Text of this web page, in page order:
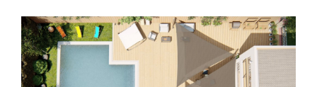
STORE
BÂCHE PVC